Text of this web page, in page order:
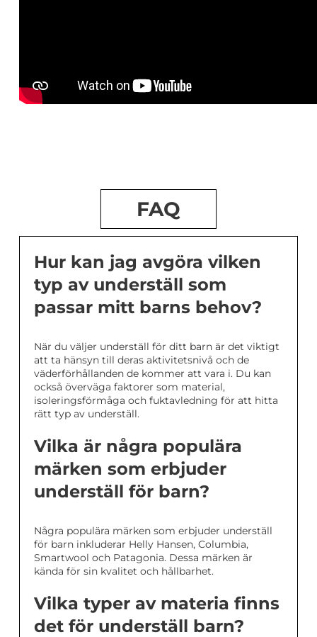
FAQ
Hur kan jag avgöra vilken
typ av underställ som
passar mitt barns behov?
När du väljer underställ för ditt barn är det viktigt
att ta hänsyn till deras aktivitetsnivå och de
väderförhållanden de kommer att vara i. Du kan
också överväga faktorer som material,
isoleringsförmåga och fuktavledning för att hitta
rätt typ av underställ.
Vilka är några populära
märken som erbjuder
underställ för barn?
Några populära märken som erbjuder underställ
för barn inkluderar Helly Hansen, Columbia,
Smartwool och Patagonia. Dessa märken är
kända för sin kvalitet och hållbarhet.
Vilka typer av materia finns
det för underställ barn?